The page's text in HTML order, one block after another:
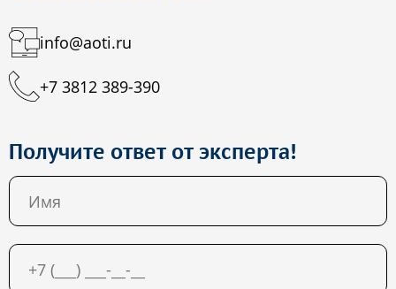
info@aoti.ru
+7 3812 389-390
Получите ответ от эксперта!